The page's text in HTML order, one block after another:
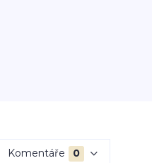
Komentáře 0